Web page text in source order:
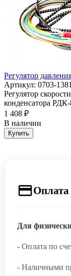
Регулятор
Артикул: 0703-
Регулятор
конденсатора
1 408 ₽
В наличии
Купить
Оплата
Для
- Оплата по
- Наличными